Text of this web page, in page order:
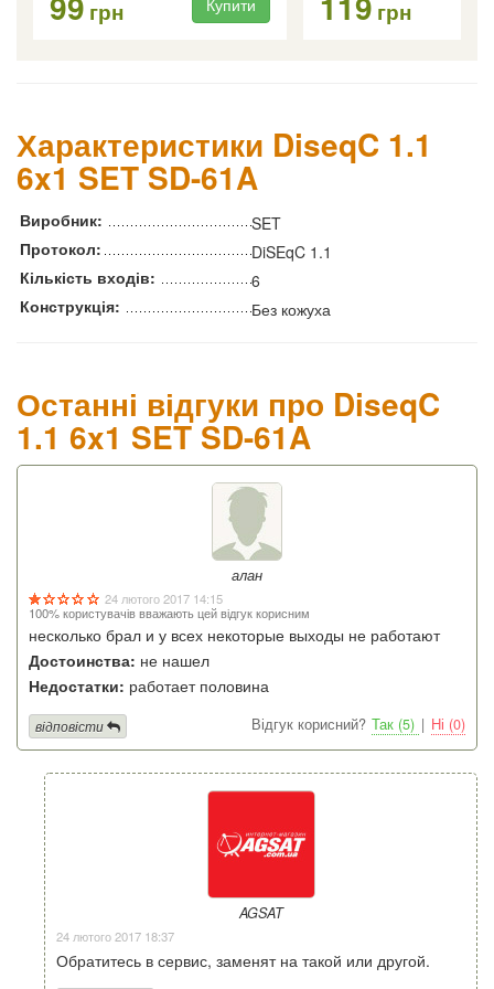
грн Купити грн
Характеристики DiseqC 1.1
6x1 SET SD-61A
Виробник:
SET
Протокол:
DiSEqC 1.1
Кількість входів:
6
Конструкція:
Без кожуха
Останні відгуки про DiseqC
1.1 6x1 SET SD-61A
алан
24 лютого 2017 14:15
100% користувачів вважають цей відгук корисним
несколько брал и у всех некоторые выходы не работают
Достоинства: не нашел
Недостатки: работает половина
Відгук корисний? Так (5) | Ні (0)
відповісти
AGSAT
24 лютого 2017 18:37
Обратитесь в сервис, заменят на такой или другой.